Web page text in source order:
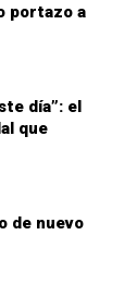
portazo a
día”: el
que
de nuevo